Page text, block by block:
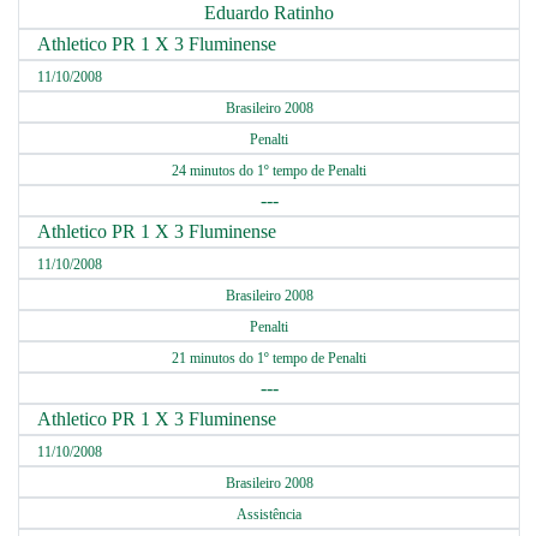
Eduardo Ratinho
Athletico PR 1 X 3 Fluminense
11/10/2008
Brasileiro 2008
Penalti
24 minutos do 1º tempo de Penalti
---
Athletico PR 1 X 3 Fluminense
11/10/2008
Brasileiro 2008
Penalti
21 minutos do 1º tempo de Penalti
---
Athletico PR 1 X 3 Fluminense
11/10/2008
Brasileiro 2008
Assistência